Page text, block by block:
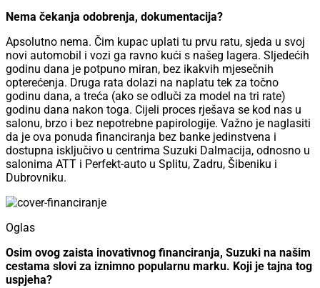
Nema čekanja odobrenja, dokumentacija?
Apsolutno nema. Čim kupac uplati tu prvu ratu, sjeda u svoj
novi automobil i vozi ga ravno kući s našeg lagera. Sljedećih
godinu dana je potpuno miran, bez ikakvih mjesečnih
opterećenja. Druga rata dolazi na naplatu tek za točno
godinu dana, a treća (ako se odluči za model na tri rate)
godinu dana nakon toga. Cijeli proces rješava se kod nas u
salonu, brzo i bez nepotrebne papirologije. Važno je naglasiti
da je ova ponuda financiranja bez banke jedinstvena i
dostupna isključivo u centrima Suzuki Dalmacija, odnosno u
salonima ATT i Perfekt-auto u Splitu, Zadru, Šibeniku i
Dubrovniku.
Oglas
Osim ovog zaista inovativnog financiranja, Suzuki na našim
cestama slovi za iznimno popularnu marku. Koji je tajna tog
uspjeha?